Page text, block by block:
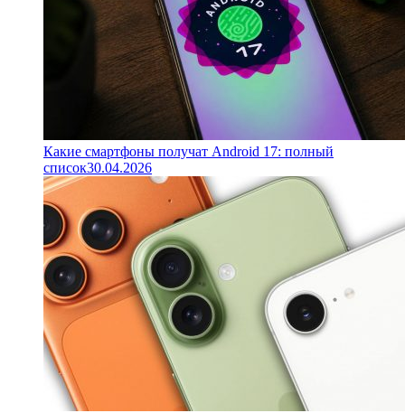
Какие смартфоны получат Android 17: полный
список30.04.2026